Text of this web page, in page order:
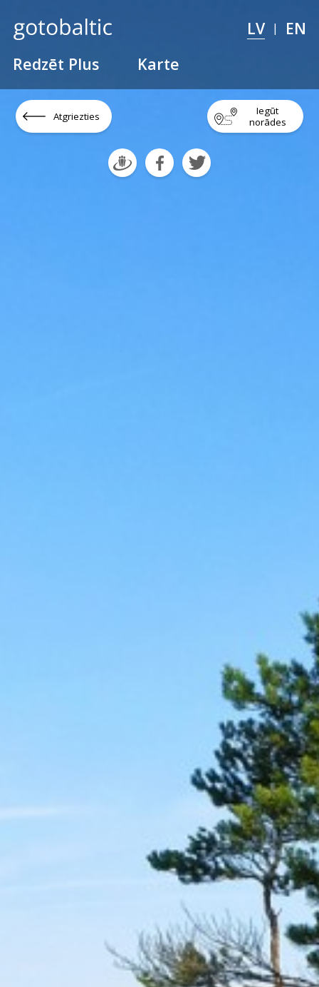
Redzēt Plus Karte
LV | EN
Atgriezties
Iegūt
norādes